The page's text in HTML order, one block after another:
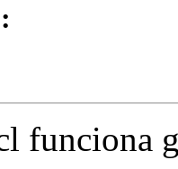
funciona